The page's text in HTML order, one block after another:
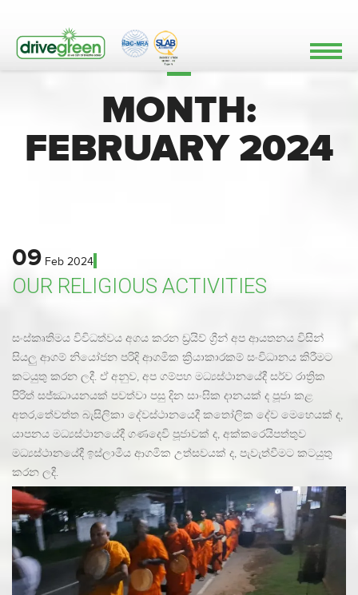
MONTH:
FEBRUARY 2024
09 Feb 2024
OUR RELIGIOUS ACTIVITIES
සංස්කෘතිමය විවිධත්වය අගය කරන ඩ්රයිව් ග්රීන් අප ආයතනය විසින්
සියලු ආගම් නියෝජන පරිදි ආගමික ක්රියාකාරකම් සංවිධානය කිරීමට
කටයුතු කරන ලදී. ඒ අනුව, අප ගම්පහ මධ්යස්ථානයේදී සර්ව රාත්රික
පිරිත් සජ්ඣායනයක් පවත්වා පසු දින සාංඝික දානයක් ද පූජා කළ
අතර,තේවත්ත බැසිලිකා දේවස්ථානයෙදී කතෝලික දේව මෙහෙයක් ද,
යාපනය මධ්යස්ථානයේදී ගණදෙවි පූජාවක් ද, අක්කරෙයිපත්තුව
මධ්යස්ථානයේදී ඉස්ලාමීය ආගමික උත්සවයක් ද, පැවැත්වීමට කටයුතු
කරන ලදී.